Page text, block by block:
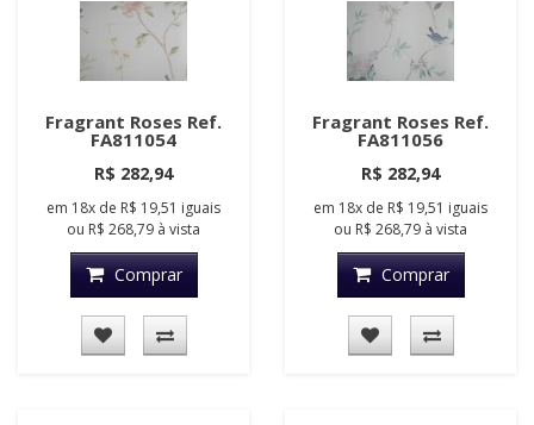
Fragrant Roses Ref.
FA811054
R$ 282,94
em 18x de R$ 19,51 iguais
ou R$ 268,79 à vista
Comprar
Fragrant Roses Ref.
FA811056
R$ 282,94
em 18x de R$ 19,51 iguais
ou R$ 268,79 à vista
Comprar